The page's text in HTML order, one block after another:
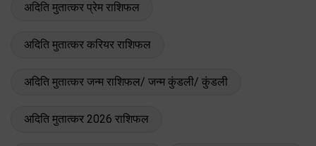
अदिति मुतात्कर प्रेम राशिफल
अदिति मुतात्कर करियर राशिफल
अदिति मुतात्कर जन्म राशिफल/ जन्म कुंडली/ कुंडली
अदिति मुतात्कर 2026 राशिफल